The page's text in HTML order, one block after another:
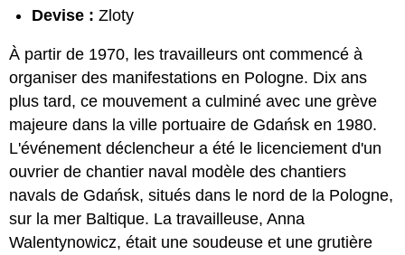
Devise : Zloty
À partir de 1970, les travailleurs ont commencé à
organiser des manifestations en Pologne. Dix ans
plus tard, ce mouvement a culminé avec une grève
majeure dans la ville portuaire de Gdańsk en 1980.
L'événement déclencheur a été le licenciement d'un
ouvrier de chantier naval modèle des chantiers
navals de Gdańsk, situés dans le nord de la Pologne,
sur la mer Baltique. La travailleuse, Anna
Walentynowicz, était une soudeuse et une grutière